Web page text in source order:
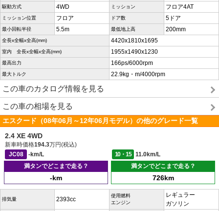
駆動方式 4WD ミッション フロア4AT
ミッション位置 フロア ドア数 5ドア
最小回転半径 5.5m 最低地上高 200mm
全長x全幅x全高(mm) 4420x1810x1695
室内 全長x全幅x全高(mm) 1955x1490x1230
最高出力 166ps/6000rpm
最大トルク 22.9kg・m/4000rpm
この車のカタログ情報を見る
この車の相場を見る
エスクード（08年06月～12年06月モデル）の他のグレード一覧
2.4 XE 4WD
新車時価格194.3万円(税込)
JC08
-km/L 10・15
11.0km/L
満タンでどこまで走る？
-km
満タンでどこまで走る？
726km
排気量 2393cc
使用燃料
エンジン
レギュラー
ガソリン